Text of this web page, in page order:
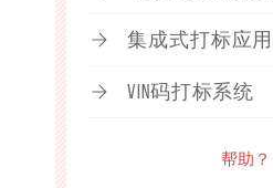
集成式打标应用
VIN码打标系统
帮助？